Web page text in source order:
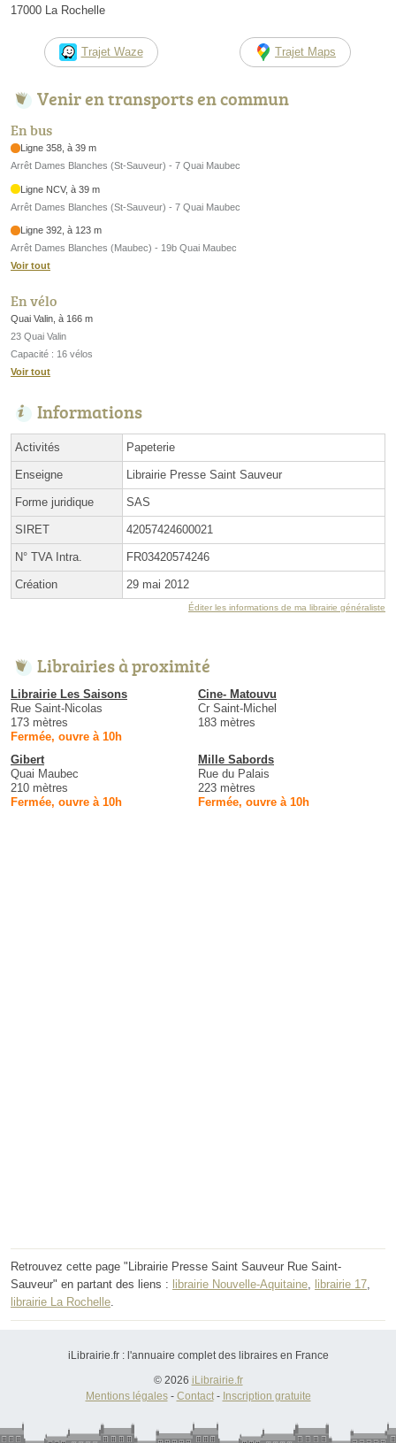
17000 La Rochelle
Trajet Waze Trajet Maps
Venir en transports en commun
En bus
Ligne 358, à 39 m
Arrêt Dames Blanches (St-Sauveur) - 7 Quai Maubec
Ligne NCV, à 39 m
Arrêt Dames Blanches (St-Sauveur) - 7 Quai Maubec
Ligne 392, à 123 m
Arrêt Dames Blanches (Maubec) - 19b Quai Maubec
Voir tout
En vélo
Quai Valin, à 166 m
23 Quai Valin
Capacité : 16 vélos
Voir tout
Informations
Activités Papeterie
Enseigne Librairie Presse Saint Sauveur
Forme juridique SAS
SIRET 42057424600021
N° TVA Intra. FR03420574246
Création 29 mai 2012
Éditer les informations de ma librairie généraliste
Librairies à proximité
Librairie Les Saisons
Rue Saint-Nicolas
173 mètres
Fermée, ouvre à 10h
Cine- Matouvu
Cr Saint-Michel
183 mètres
Gibert
Quai Maubec
210 mètres
Fermée, ouvre à 10h
Mille Sabords
Rue du Palais
223 mètres
Fermée, ouvre à 10h
Retrouvez cette page "Librairie Presse Saint Sauveur Rue Saint-
Sauveur" en partant des liens : librairie Nouvelle-Aquitaine librairie 17
librairie La Rochelle
iLibrairie.fr : l'annuaire complet des libraires en France
© 2026 iLibrairie.fr
Mentions légales- Contact- Inscription gratuite